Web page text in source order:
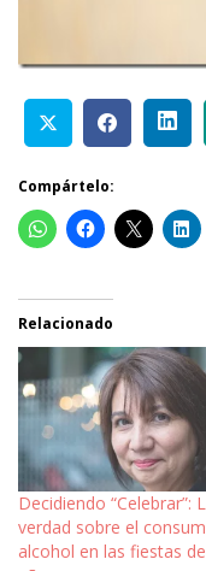
Compártelo:
Relacionado
Decidiendo “Celebrar”:
verdad sobre el
alcohol en las fiestas